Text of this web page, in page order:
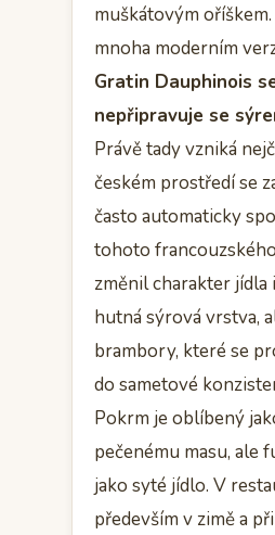
muškátovým
mnoha moderním
Gratin Dauphinois
nepřipravuje se
Právě tady vzniká
českém prostředí se
často automaticky
tohoto
změnil charakter
hutná sýrová vrstva,
brambory, které se
do sametové
Pokrm je oblíbený
pečenému masu, ale
jako syté jídlo. V
především v zimě a